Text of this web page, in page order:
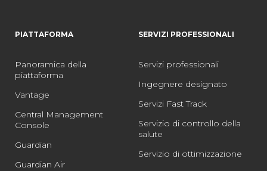
PIATTAFORMA
Panoramica della
piattaforma
Vantage
Central Management
Console
Guardian
Guardian Air
SERVIZI PROFESSIONALI
Servizi professionali
Ingegnere designato
Servizi Fast Track
Servizio di controllo della
salute
Servizio di ottimizzazione